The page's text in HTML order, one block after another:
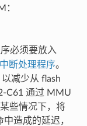
：
必须要放入
断处理程序。
减少从 flash
C61 通过 MMU
些情况下，将
造成的延迟，